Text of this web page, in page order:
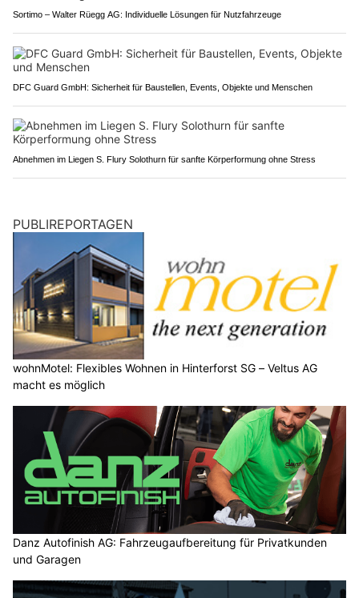
Sortimo – Walter Rüegg AG: Individuelle Lösungen für Nutzfahrzeuge
DFC Guard GmbH: Sicherheit für Baustellen, Events, Objekte und Menschen
Abnehmen im Liegen S. Flury Solothurn für sanfte Körperformung ohne Stress
PUBLIREPORTAGEN
wohnMotel: Flexibles Wohnen in Hinterforst SG – Veltus AG
macht es möglich
Danz Autofinish AG: Fahrzeugaufbereitung für Privatkunden
und Garagen